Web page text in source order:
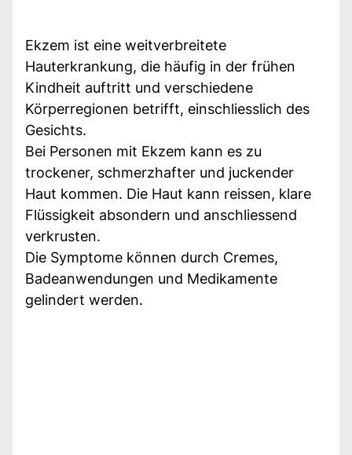
Ekzem ist eine weitverbreitete
Hauterkrankung, die häufig in der frühen
Kindheit auftritt und verschiedene
Körperregionen betrifft, einschliesslich des
Gesichts.
Bei Personen mit Ekzem kann es zu
trockener, schmerzhafter und juckender
Haut kommen. Die Haut kann reissen, klare
Flüssigkeit absondern und anschliessend
verkrusten.
Die Symptome können durch Cremes,
Badeanwendungen und Medikamente
gelindert werden.